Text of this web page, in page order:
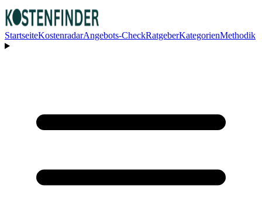
StartseiteKostenradarAngebots-CheckRatgeberKategorienMethodik